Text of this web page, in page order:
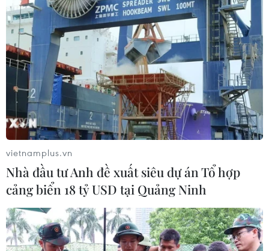
vietnamplus.vn
Nhà đầu tư Anh đề xuất siêu dự án Tổ hợp
cảng biển 18 tỷ USD tại Quảng Ninh